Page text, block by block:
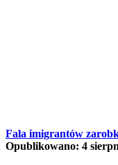
Fala imigrantów
Opublikowano: 4